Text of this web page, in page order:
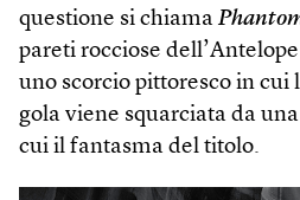
questione si chiama
pareti rocciose
uno scorcio pittoresco in cui
gola viene squarciata da
cui il fantasma del titolo.